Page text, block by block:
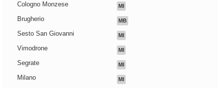
Cologno Monzese MI
Brugherio MB
Sesto San Giovanni MI
Vimodrone MI
Segrate MI
Milano MI